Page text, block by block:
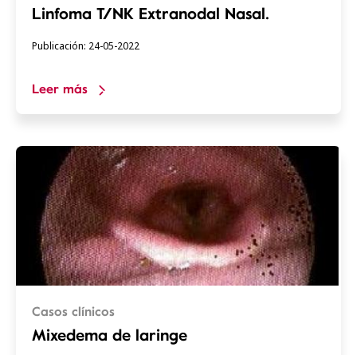
Linfoma T/NK Extranodal Nasal.
Publicación: 24-05-2022
Leer más
Casos clínicos
Mixedema de laringe